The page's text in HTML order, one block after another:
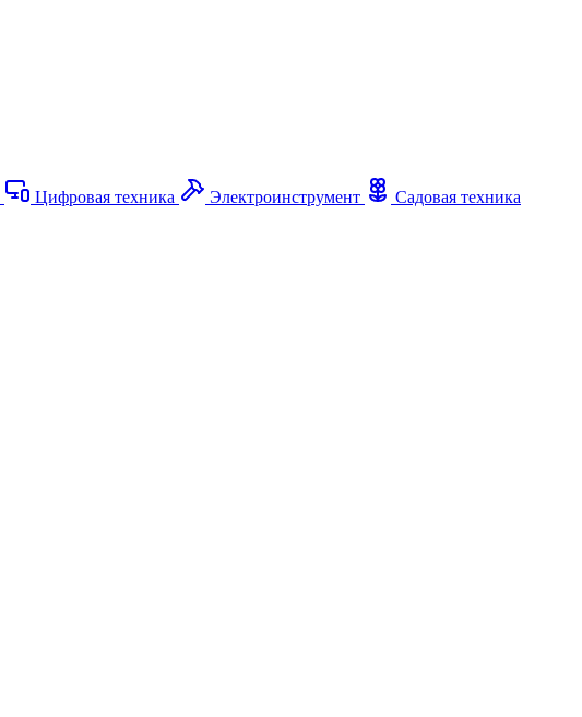
Цифровая техника Электроинструмент
Садовая техника